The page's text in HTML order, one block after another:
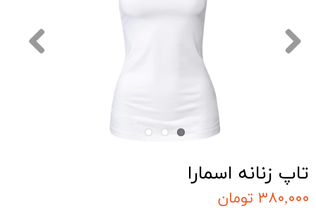
تاپ زنانه اسمارا
۳۸۰,۰۰۰ تومان